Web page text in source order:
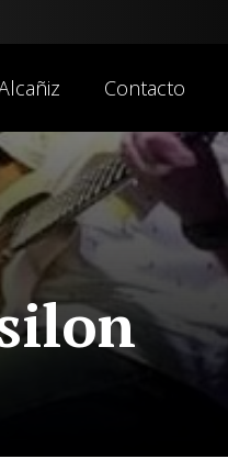
Contacto